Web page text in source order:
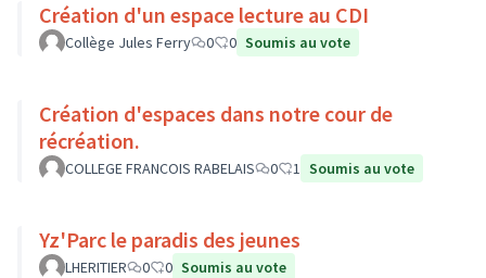
Création d'un espace lecture au CDI
Collège Jules Ferry 0 0 Soumis au vote
Création d'espaces dans notre cour de
récréation.
COLLEGE FRANCOIS RABELAIS 0 1 Soumis au vote
Yz'Parc le paradis des jeunes
LHERITIER 0 0 Soumis au vote